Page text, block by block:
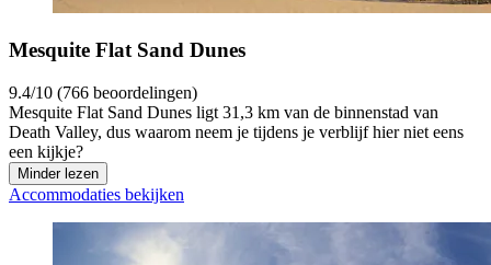
Mesquite Flat Sand Dunes
9.4/10 (766 beoordelingen)
Mesquite Flat Sand Dunes ligt 31,3 km van de binnenstad van
Death Valley, dus waarom neem je tijdens je verblijf hier niet eens
een kijkje?
Minder lezen
Accommodaties bekijken